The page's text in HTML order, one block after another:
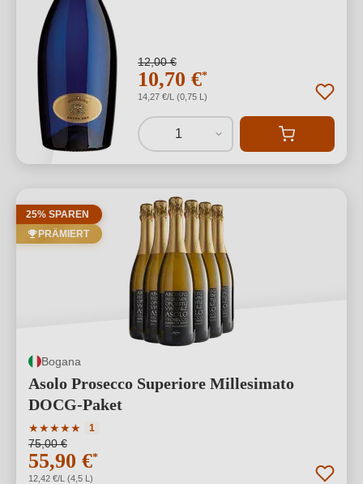
12,00 €
10,70 €*
14,27 €/L (0,75 L)
1
25% SPAREN
PRÄMIERT
Bogana
Asolo Prosecco Superiore Millesimato
DOCG-Paket
★★★★★
Durchschnittliche Bewertung von 5 von 5 Sternen
1
75,00 €
55,90 €*
12,42 €/L (4,5 L)